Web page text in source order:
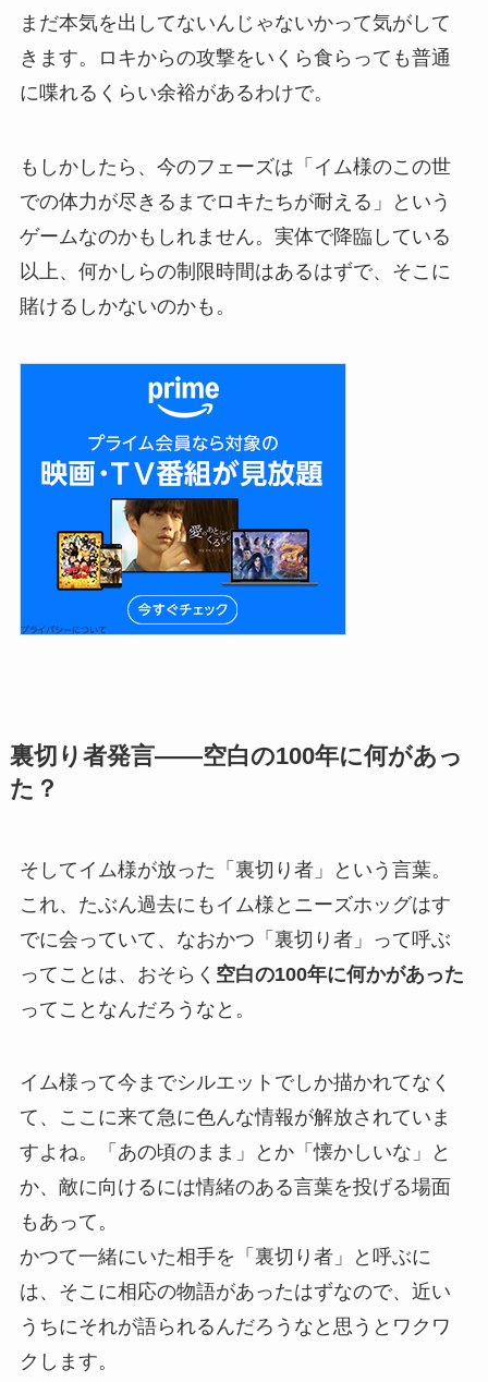
まだ本気を出してないんじゃないかって気がして
きます。ロキからの攻撃をいくら食らっても普通
に喋れるくらい余裕があるわけで。
もしかしたら、今のフェーズは「イム様のこの世
での体力が尽きるまでロキたちが耐える」という
ゲームなのかもしれません。実体で降臨している
以上、何かしらの制限時間はあるはずで、そこに
賭けるしかないのかも。
裏切り者発言——空白の100年に何があっ
た？
そしてイム様が放った「裏切り者」という言葉。
これ、たぶん過去にもイム様とニーズホッグはす
でに会っていて、なおかつ「裏切り者」って呼ぶ
ってことは、おそらく 空白の100年に何かがあった
ってことなんだろうなと。
イム様って今までシルエットでしか描かれてなく
て、ここに来て急に色んな情報が解放されていま
すよね。「あの頃のまま」とか「懐かしいな」と
か、敵に向けるには情緒のある言葉を投げる場面
もあって。
かつて一緒にいた相手を「裏切り者」と呼ぶに
は、そこに相応の物語があったはずなので、近い
うちにそれが語られるんだろうなと思うとワクワ
クします。